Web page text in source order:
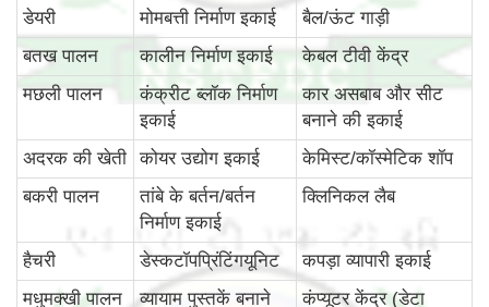
डेयरी मोमबत्ती निर्माण इकाई
बैल/ऊंट गाड़ी
बतख पालन
कालीन निर्माण इकाई
केबल टीवी केंद्र
मछली पालन
कंक्रीट ब्लॉक निर्माण
इकाई
कार असबाब और सीट
बनाने की इकाई
अदरक की खेती
कोयर उद्योग इकाई
केमिस्ट/कॉस्मेटिक शॉप
बकरी पालन
तांबे के बर्तन/बर्तन
निर्माण इकाई
क्लिनिकल लैब
हैचरी डेस्कटॉपप्रिंटिंगयूनिट
कपड़ा व्यापारी इकाई
मधुमक्खी पालन
व्यायाम पुस्तकें बनाने
कंप्यूटर केंद्र (डेटा